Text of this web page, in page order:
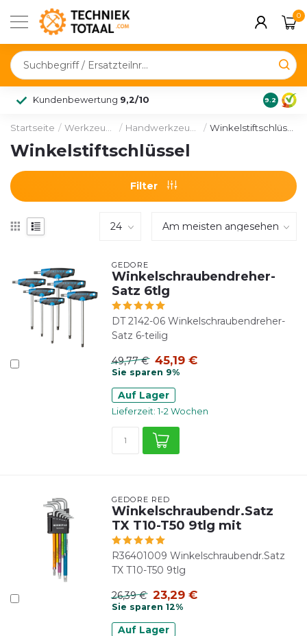
0
Kundenbewertung 9,2/10 9.2
Startseite / / / Winkelstiftschlüssel
Winkelstiftschlüssel
Filter
GEDORE
Winkelschraubendreher-
Satz 6tlg
DT 2142-06 Winkelschraubendreher-
Satz 6-teilig
49,77 € 45,19 €
Sie sparen 9%
Auf Lager
Lieferzeit: 1-2 Wochen
GEDORE RED
Winkelschraubendr.Satz
TX T10-T50 9tlg mit
R36401009 Winkelschraubendr.Satz
TX T10-T50 9tlg
26,39 € 23,29 €
Sie sparen 12%
Auf Lager